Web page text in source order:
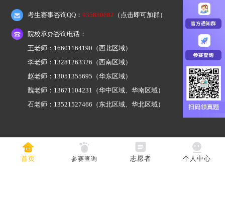
考生赛事咨询QQ：935880882 （点击即可加群）
院校承办咨询电话：
王老师：16601164190 （西北区域）
李老师：13281263326 （西南区域）
赵老师：13051355695 （华东区域）
魏老师：13671104231
（华中区域、华南区域）
石老师：13521527466 （东北区域、华北区域）
首页 参赛查询 志愿者 个人中心